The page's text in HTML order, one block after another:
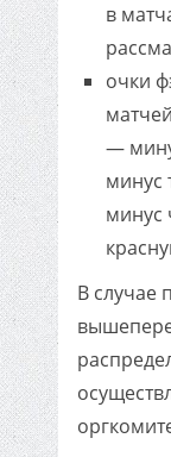
в
очки
—
минус
минус
В случае